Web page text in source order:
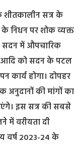
शीतकालीन सत्र के
निधन पर शोक व्यक्त
सदन में औपचारिक
आदि को सदन के पटल
कार्य होगा। दोपहर
अनुदानों की मांगों का
इस सत्र की सबसे
में वरीयता दी
वर्ष 2023-24 के